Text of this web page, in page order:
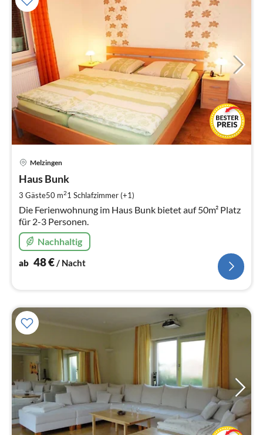
Melzingen
Haus Bunk
3 Gäste50 m21 Schlafzimmer (+1)
Die Ferienwohnung im Haus Bunk bietet auf 50m² Platz
für 2-3 Personen.
Nachhaltig
ab 48€/ Nacht